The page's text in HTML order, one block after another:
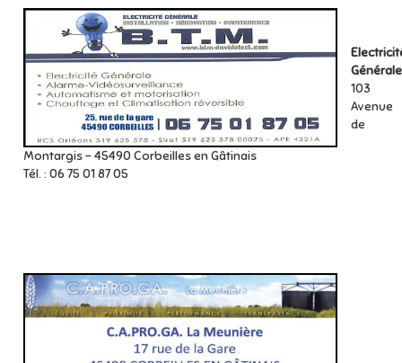
Générale
103
Avenue
de
Montargis - 45490 Corbeilles en Gâtinais
Tél. : 06 75 01 87 05